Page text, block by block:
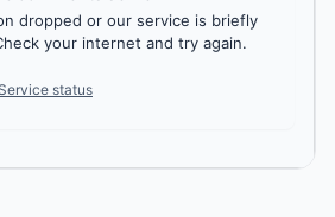
dropped or our service is briefly
your internet and try again.
Service status